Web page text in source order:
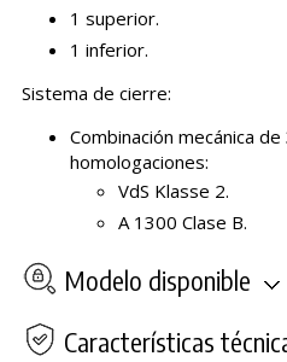
1 superior.
1 inferior.
Sistema de cierre:
Combinación mecánica
homologaciones:
VdS Klasse 2.
A 1300 Clase B.
Modelo disponible
Características